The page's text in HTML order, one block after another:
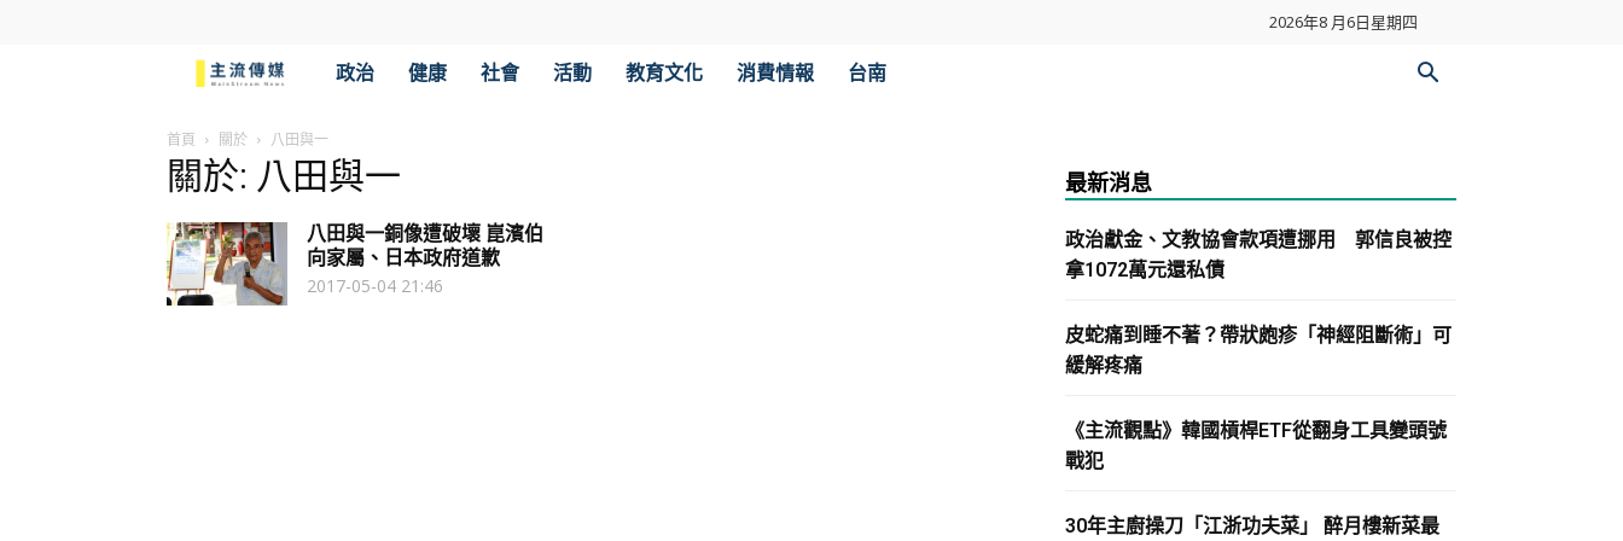
2026年8 月6日星期四
傳
媒
政治 健康 社會 活動 教育文化 消費情報 台南
首頁 關於 八田與一
關於: 八田與一
八田與一銅像遭破壞 崑濱伯
向家屬、日本政府道歉
2017-05-04 21:46
最新消息
政治獻金、文教協會款項遭挪用 郭信良被控
拿1072萬元還私債
皮蛇痛到睡不著？帶狀皰疹「神經阻斷術」可
緩解疼痛
《主流觀點》韓國槓桿ETF從翻身工具變頭號
戰犯
30年主廚操刀「江浙功夫菜」 醉月樓新菜最